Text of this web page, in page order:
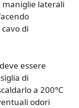
maniglie laterali
di
essere
di
a 200°C
odori